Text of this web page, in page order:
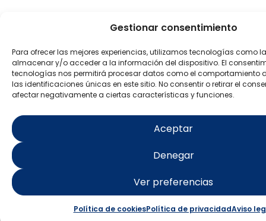
Gestionar consentimiento
Para ofrecer las mejores experiencias, utilizamos tecnologías como
almacenar y/o acceder a la información del dispositivo. El
tecnologías nos permitirá procesar datos como el comportamiento
las identificaciones únicas en este sitio. No consentir o retirar el
afectar negativamente a ciertas características y funciones.
Aceptar
Denegar
Ver preferencias
Política de cookiesPolítica de privacidadAviso